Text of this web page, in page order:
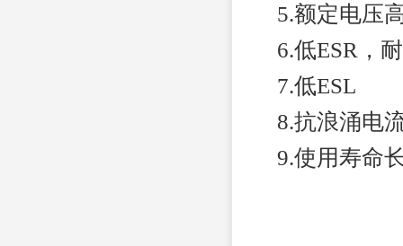
5.额定电压
6.低ESR，
7.低ESL
8.抗浪涌电
9.使用寿命